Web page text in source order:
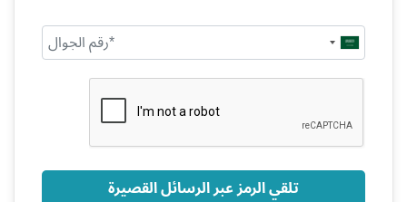
Saudi
Arabia
تلقي الرمز عبر الرسائل القصيرة